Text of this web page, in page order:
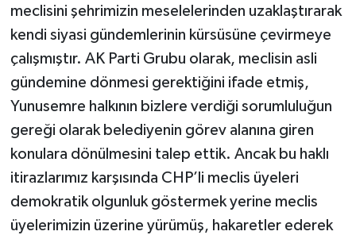
meclisini şehrimizin meselelerinden uzaklaştırarak
kendi siyasi gündemlerinin kürsüsüne çevirmeye
çalışmıştır. AK Parti Grubu olarak, meclisin asli
gündemine dönmesi gerektiğini ifade etmiş,
Yunusemre halkının bizlere verdiği sorumluluğun
gereği olarak belediyenin görev alanına giren
konulara dönülmesini talep ettik. Ancak bu haklı
itirazlarımız karşısında CHP’li meclis üyeleri
demokratik olgunluk göstermek yerine meclis
üyelerimizin üzerine yürümüş, hakaretler ederek